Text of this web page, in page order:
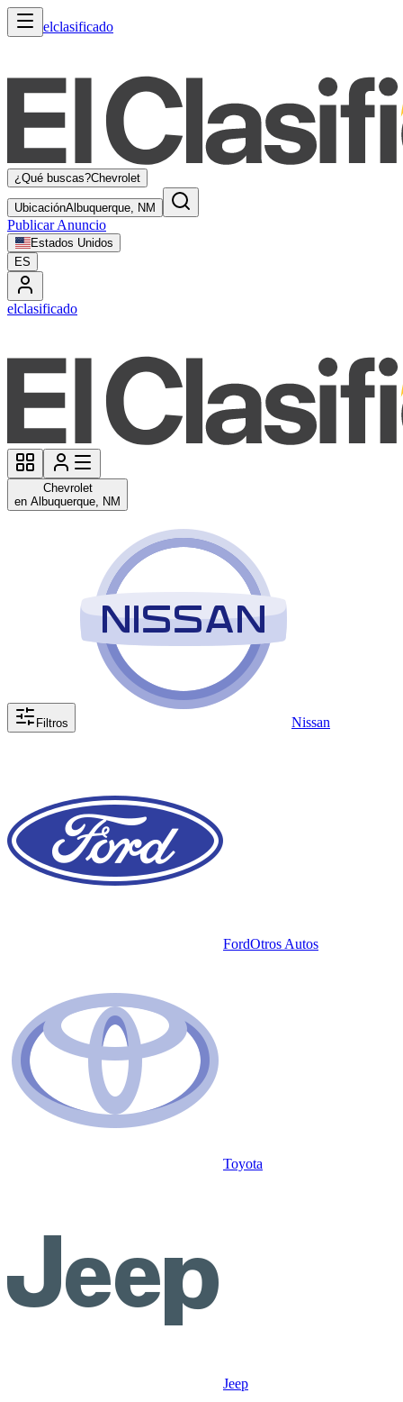
elclasificado
¿Qué buscas?Chevrolet
UbicaciónAlbuquerque, NM
Publicar Anuncio
Estados Unidos
ES
elclasificado
Chevrolet
en Albuquerque, NM
Filtros Nissan
FordOtros Autos
Toyota
Jeep